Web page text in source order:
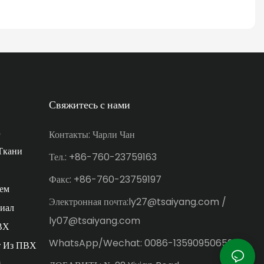
Из ПВХ
Свяжитесь с нами
Контакты: Чарли Чан
Тел.: +86-760-23759163
Факс: +86-760-23759197
Электронная почта:ly27@tsaiyang.com /
ly07@tsaiyang.com
WhatsApp/Wechat: 0086-13590950659